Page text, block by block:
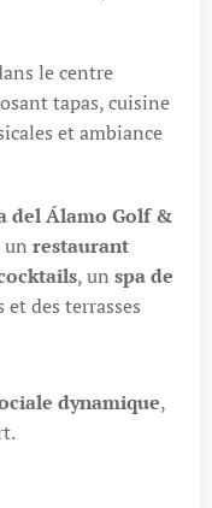
le centre
tapas, cuisine
et ambiance
del Álamo Golf &
un restaurant
, un spa de
des terrasses
dynamique,